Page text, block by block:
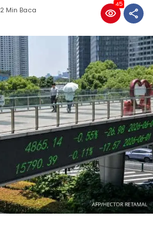
2 Min Baca
45